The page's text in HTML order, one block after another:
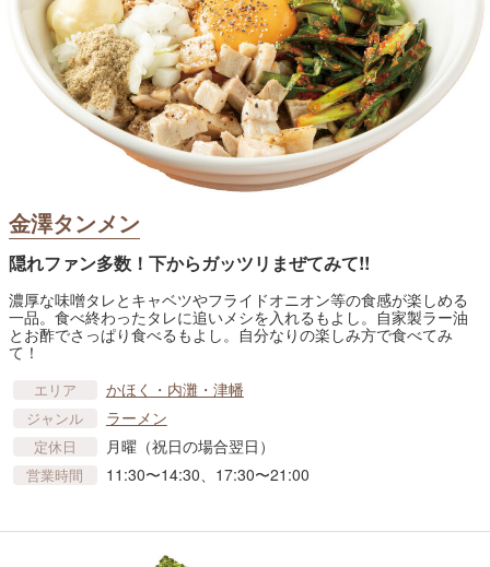
金澤タンメン
隠れファン多数！下からガッツリまぜてみて!!
濃厚な味噌タレとキャベツやフライドオニオン等の食感が楽しめる
一品。食べ終わったタレに追いメシを入れるもよし。自家製ラー油
とお酢でさっぱり食べるもよし。自分なりの楽しみ方で食べてみ
て！
エリア かほく・内灘・津幡
ジャンル ラーメン
定休日 月曜（祝日の場合翌日）
営業時間 11:30〜14:30、17:30〜21:00